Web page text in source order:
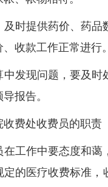
及时提供药价、药品
收款工作正常进行。
中发现问题，要及时
报告。
收费处收费员的职责
工作中要态度和蔼
定的医疗收费标准，